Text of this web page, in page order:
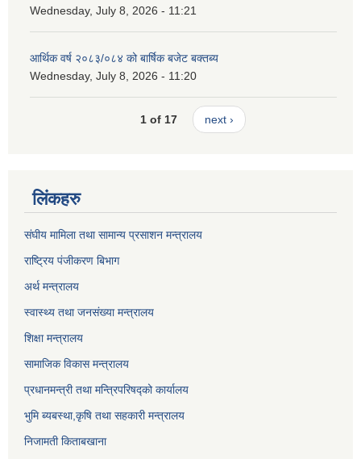
Wednesday, July 8, 2026 - 11:21
आर्थिक वर्ष २०८३/०८४ को बार्षिक बजेट बक्तब्य
Wednesday, July 8, 2026 - 11:20
1 of 17 next ›
लिंकहरु
संघीय मामिला तथा सामान्य प्रसाशन मन्त्रालय
राष्ट्रिय पंजीकरण बिभाग
अर्थ मन्त्रालय
स्वास्थ्य तथा जनसंख्या मन्त्रालय
शिक्षा मन्त्रालय
सामाजिक विकास मन्त्रालय
प्रधानमन्त्री तथा मन्त्रिपरिषद्को कार्यालय
भुमि ब्यबस्था,कृषि तथा सहकारी मन्त्रालय
निजामती किताबखाना